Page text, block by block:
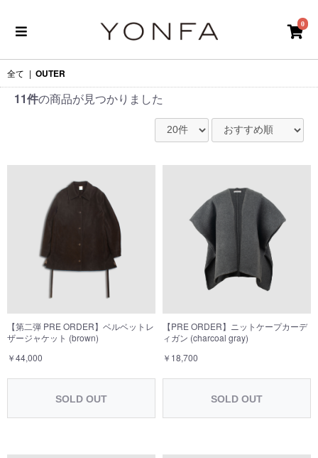
0
全て | OUTER
11件の商品が見つかりました
【第二弾 PRE ORDER】ベルベットレ
ザージャケット (brown)
￥44,000
SOLD OUT
【PRE ORDER】ニットケープカーデ
ィガン (charcoal gray)
￥18,700
SOLD OUT